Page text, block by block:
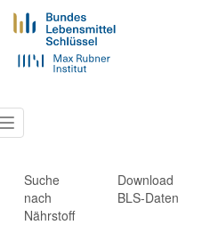
Toggle
navigation
Suche
nach
Nährstoff
Download
BLS-Daten